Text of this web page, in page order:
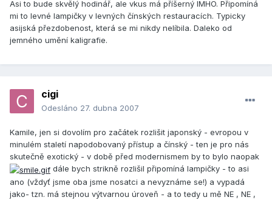
Asi to bude skvělý hodinář, ale vkus má příšerný IMHO. Připomíná
mi to levné lampičky v levných čínských restauracích. Typicky
asijská přezdobenost, která se mi nikdy nelíbila. Daleko od
jemného umění kaligrafie.
cigi
Odesláno 27. dubna 2007
Kamile, jen si dovolím pro začátek rozlišit japonský - evropou v
minulém staletí napodobovaný přístup a čínský - ten je pro nás
skutečně exotický - v době před modernismem by to bylo naopak
dále bych strikně rozlišil připomíná lampičky - to asi
ano (vždyť jsme oba jsme nosatci a nevyznáme se!) a vypadá
jako- tzn. má stejnou výtvarnou úroveň - a to tedy u mě NE , NE ,